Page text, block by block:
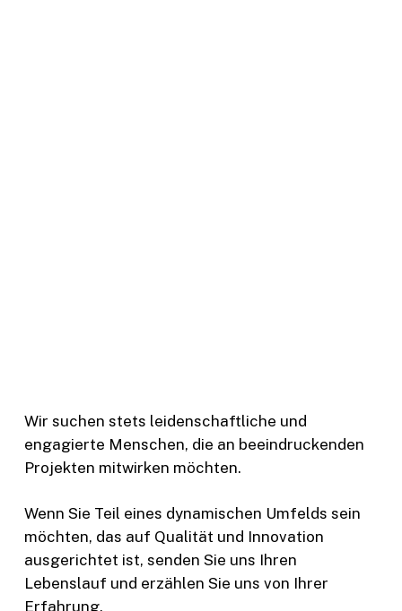
Wir suchen stets leidenschaftliche und
engagierte Menschen, die an beeindruckenden
Projekten mitwirken möchten.
Wenn Sie Teil eines dynamischen Umfelds sein
möchten, das auf Qualität und Innovation
ausgerichtet ist, senden Sie uns Ihren
Lebenslauf und erzählen Sie uns von Ihrer
Erfahrung.